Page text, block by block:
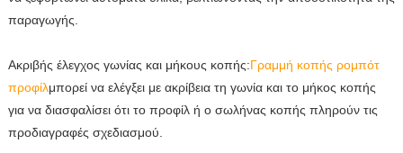
παραγωγής.
Ακριβής έλεγχος γωνίας και μήκους κοπής:Γραμμή κοπής ρομπότ
προφίλμπορεί να ελέγξει με ακρίβεια τη γωνία και το μήκος κοπής
για να διασφαλίσει ότι το προφίλ ή ο σωλήνας κοπής πληρούν τις
προδιαγραφές σχεδιασμού.